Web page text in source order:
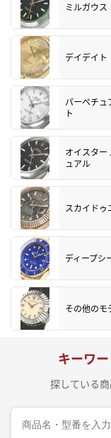
ミルガウス
デイデイト
パーペチュ
ト
オイスター
ュアル
スカイドゥ
ディープシ
その他のモ
キーワ
探している